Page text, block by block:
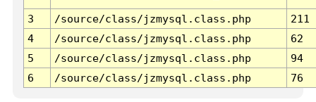
3 /source/class/jzmysql.class.php
211
4
/source/class/jzmysql.class.php
62
5
/source/class/jzmysql.class.php
94
6
/source/class/jzmysql.class.php 76